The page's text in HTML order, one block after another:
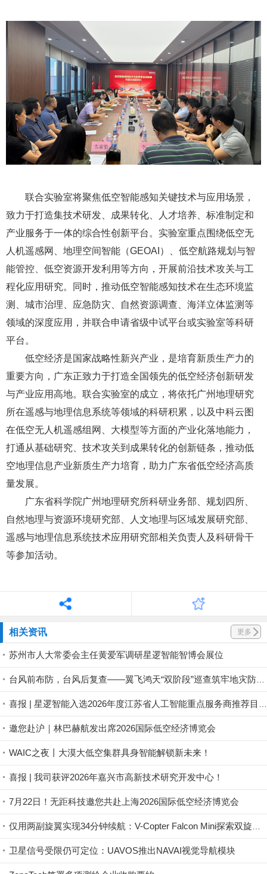
联合实验室将聚焦低空智能感知关键技术与应用场景，
致力于打造集技术研发、成果转化、人才培养、标准制定和
产业服务于一体的综合性创新平台。实验室重点围绕低空无
人机遥感网、地理空间智能（GEOAI）、低空航路规划与智
能管控、低空资源开发利用等方向，开展前沿技术攻关与工
程化应用研究。同时，推动低空智能感知技术在生态环境监
测、城市治理、应急防灾、自然资源调查、海洋立体监测等
领域的深度应用，并联合申请省级中试平台或实验室等科研
平台。
低空经济是国家战略性新兴产业，是培育新质生产力的
重要方向，广东正致力于打造全国领先的低空经济创新研发
与产业应用高地。联合实验室的成立，将依托广州地理研究
所在遥感与地理信息系统等领域的科研积累，以及中科云图
在低空无人机遥感组网、大模型等方面的产业化落地能力，
打通从基础研究、技术攻关到成果转化的创新链条，推动低
空地理信息产业新质生产力培育，助力广东省低空经济高质
量发展。
广东省科学院广州地理研究所科研业务部、规划四所、
自然地理与资源环境研究部、人文地理与区域发展研究部、
遥感与地理信息系统技术应用研究部相关负责人及科研骨干
等参加活动。
相关资讯 更多
苏州市人大常委会主任黄爱军调研星逻智能智博会展位
邀您赴沪｜林巴赫航发出席2026国际低空经济博览会
WAIC之夜丨大漠大低空集群具身智能解锁新未来！
喜报 | 我司获评2026年嘉兴市高新技术研究开发中心！
7月22日！无距科技邀您共赴上海2026国际低空经济博览会
卫星信号受限仍可定位：UAVOS推出NAVAI视觉导航模块